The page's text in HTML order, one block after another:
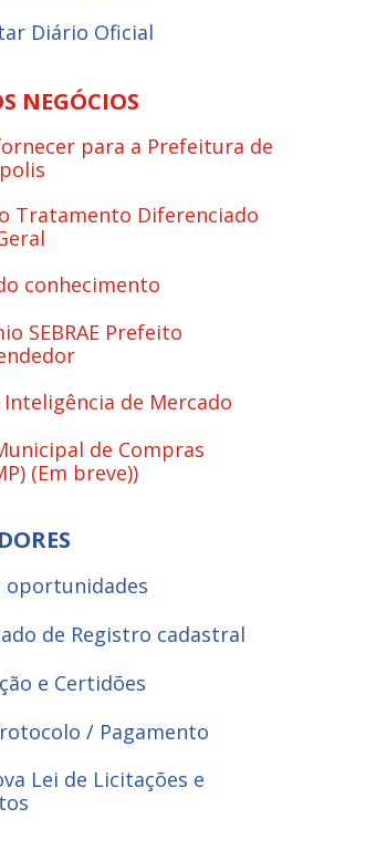
Diário Oficial
NEGÓCIOS
para a Prefeitura de
Tratamento Diferenciado
conhecimento
SEBRAE Prefeito
Inteligência de Mercado
de Compras
(Em breve))
oportunidades
de Registro cadastral
e Certidões
/ Pagamento
Lei de Licitações e